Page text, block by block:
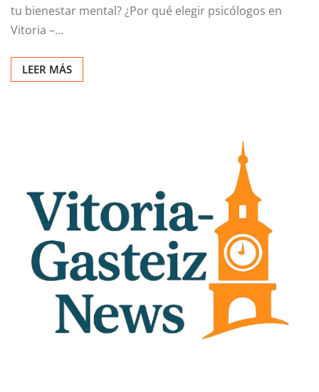
tu bienestar mental? ¿Por qué elegir psicólogos en
Vitoria –…
LEER MÁS